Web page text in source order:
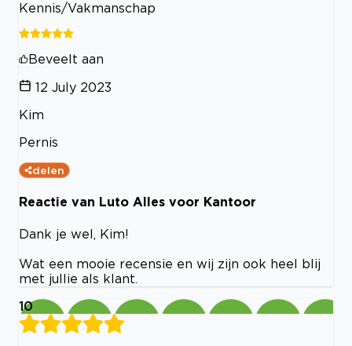
Kennis/Vakmanschap
Beveelt aan
12 July 2023
Kim
Pernis
delen
Reactie van Luto Alles voor Kantoor
Dank je wel, Kim!
Wat een mooie recensie en wij zijn ook heel blij
met jullie als klant.
10